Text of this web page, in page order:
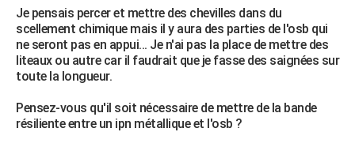
Art de vivre
Bien-être
Loisirs
ModeModes de vie
SANTE
Alimentation
Guide de la santé
Maladies
Médicaments
Sommeil
VOYAGE
Destinations
City break
Voyage nature
Voyage de noces
Forum
Climat
+PHOTO
GUIDES D'ACHAT
Je pensais percer et mettre des chevilles dans du
scellement chimique mais il y aura des parties de l'osb qui
ne seront pas en appui... Je n'ai pas la place de mettre des
liteaux ou autre car il faudrait que je fasse des saignées sur
toute la longueur.
Pensez-vous qu'il soit nécessaire de mettre de la bande
résiliente entre un ipn métallique et l'osb ?